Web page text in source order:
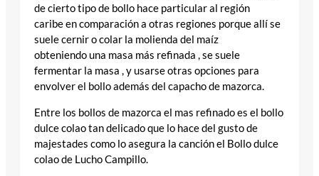
de cierto tipo de bollo hace particular al región
caribe en comparación a otras regiones porque allí se
suele cernir o colar la molienda del maíz
obteniendo una masa más refinada , se suele
fermentar la masa , y usarse otras opciones para
envolver el bollo además del capacho de mazorca.
Entre los bollos de mazorca el mas refinado es el bollo
dulce colao tan delicado que lo hace del gusto de
majestades como lo asegura la canción el Bollo dulce
colao de Lucho Campillo.